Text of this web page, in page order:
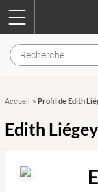
Accueil » Profil de Edith
Edith